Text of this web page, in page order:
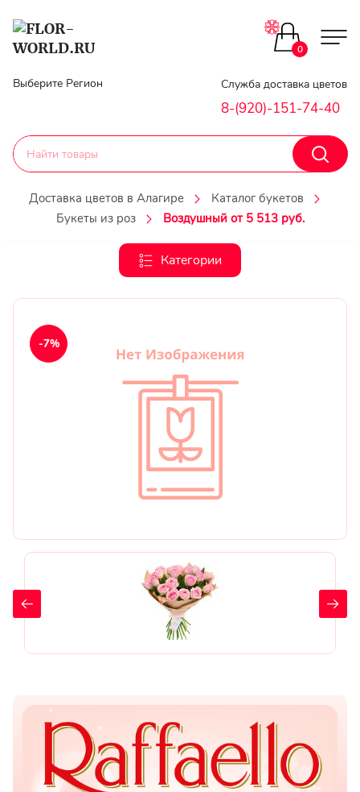
Главная
Гарантии
Доставка
Выберите Регион Служба доставка цветов
8-(920)-151-74-40
0
Доставка цветов в Алагире
Каталог букетов
Букеты из роз
Воздушный от 5 513 руб.
Категории
Цветы поштучно
Букеты до 2500
Каталог букетов
Корзины с цветами
Авторские букеты
Букеты из роз
Цветы любимой
Цветы дочери
Цветы сестре
Показать еще
Цветы
-7%